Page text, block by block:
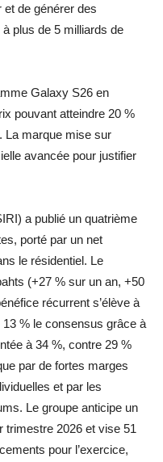
et de générer des
plus de 5 milliards de
Galaxy S26 en
pouvant atteindre 20 %
La marque mise sur
avancée pour justifier
a publié un quatrième
porté par un net
le résidentiel. Le
(+27 % sur un an, +50
récurrent s’élève à
% le consensus grâce à
à 34 %, contre 29 %
par de fortes marges
et par les
Le groupe anticipe un
trimestre 2026 et vise 51
pour l’exercice,